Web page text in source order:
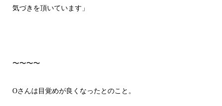
気づきを頂いています」
〜〜〜〜
Oさんは目覚めが良くなったとのこと。